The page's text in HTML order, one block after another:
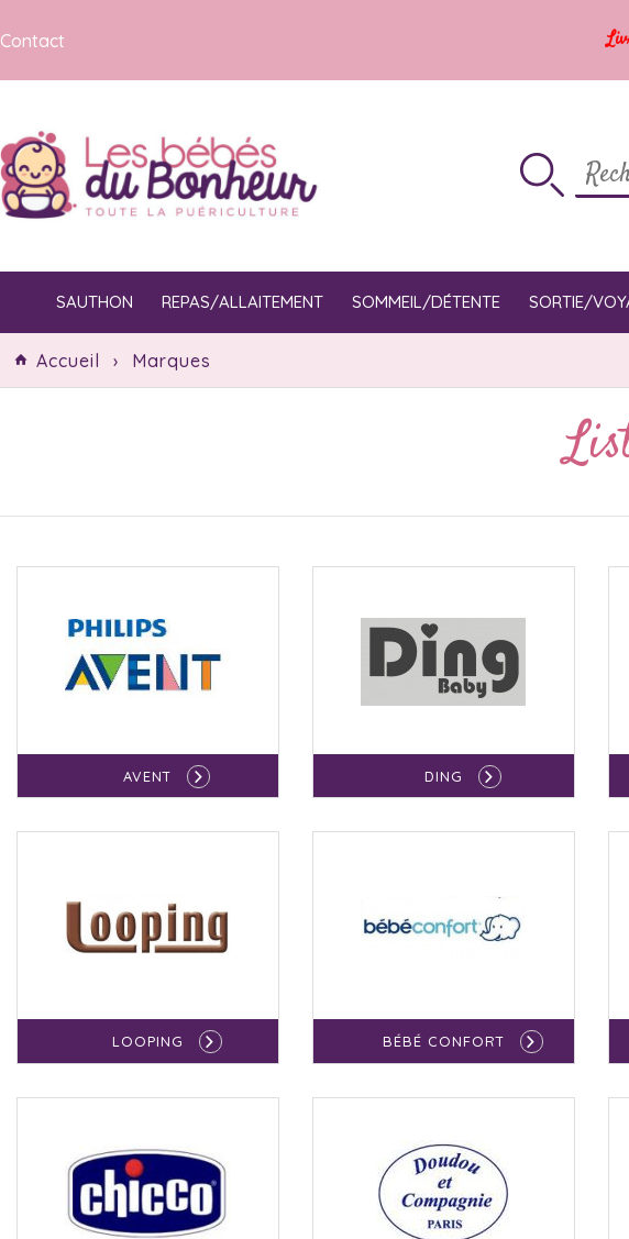
Contact
SAUTHON REPAS/ALLAITEMENT SOMMEIL/DÉTENTE SORTIE/
Accueil › Marques
AVENT DING
LOOPING BÉBÉ CONFORT